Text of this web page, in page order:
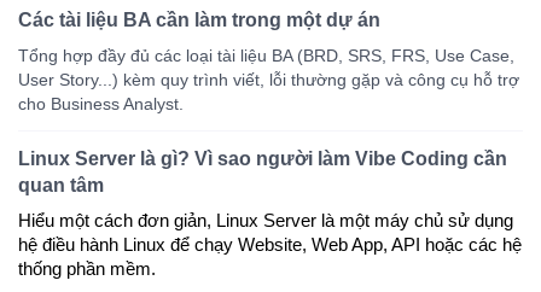
Các tài liệu BA cần làm trong một dự án
Tổng hợp đầy đủ các loại tài liệu BA (BRD, SRS, FRS, Use Case,
User Story...) kèm quy trình viết, lỗi thường gặp và công cụ hỗ trợ
cho Business Analyst.
Linux Server là gì? Vì sao người làm Vibe Coding cần
quan tâm
Hiểu một cách đơn giản, Linux Server là một máy chủ sử dụng
hệ điều hành Linux để chạy Website, Web App, API hoặc các hệ
thống phần mềm.